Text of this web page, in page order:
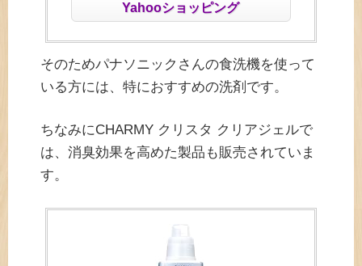
Yahooショッピング
そのためパナソニックさんの食洗機を使って
いる方には、特におすすめの洗剤です。
ちなみにCHARMY クリスタ クリアジェルで
は、消臭効果を高めた製品も販売されていま
す。